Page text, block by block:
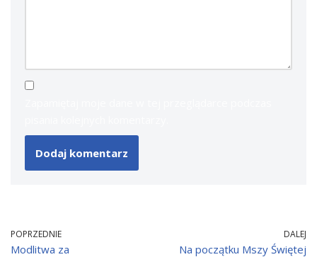
POPRZEDNIE
Modlitwa za
DALEJ
Na początku Mszy Świętej